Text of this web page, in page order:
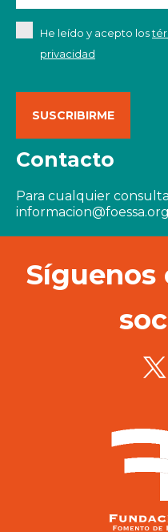
He leído y acepto los
privacidad
Contacto
Para cualquier
informacion@foessa.org
Síguenos